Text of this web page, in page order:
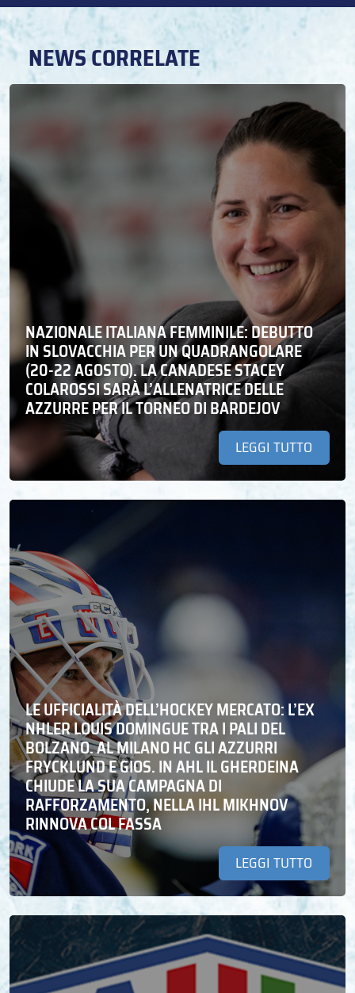
NEWS CORRELATE
NAZIONALE ITALIANA FEMMINILE: DEBUTTO
IN SLOVACCHIA PER UN QUADRANGOLARE
(20-22 AGOSTO). LA CANADESE STACEY
COLAROSSI SARÀ L’ALLENATRICE DELLE
AZZURRE PER IL TORNEO DI BARDEJOV
LEGGI TUTTO
LE UFFICIALITÀ DELL’HOCKEY MERCATO: L’EX
NHLER LOUIS DOMINGUE TRA I PALI DEL
BOLZANO. AL MILANO HC GLI AZZURRI
FRYCKLUND E GIOS. IN AHL IL GHERDEINA
CHIUDE LA SUA CAMPAGNA DI
RAFFORZAMENTO, NELLA IHL MIKHNOV
RINNOVA COL FASSA
LEGGI TUTTO